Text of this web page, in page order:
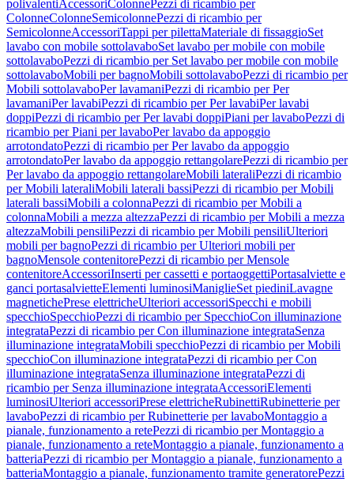
polivalentiAccessoriColonnePezzi di ricambio per
ColonneColonneSemicolonnePezzi di ricambio per
SemicolonneAccessoriTappi per pilettaMateriale di fissaggioSet
lavabo con mobile sottolavaboSet lavabo per mobile con mobile
sottolavaboPezzi di ricambio per Set lavabo per mobile con mobile
sottolavaboMobili per bagnoMobili sottolavaboPezzi di ricambio per
Mobili sottolavaboPer lavamaniPezzi di ricambio per Per
lavamaniPer lavabiPezzi di ricambio per Per lavabiPer lavabi
doppiPezzi di ricambio per Per lavabi doppiPiani per lavaboPezzi di
ricambio per Piani per lavaboPer lavabo da appoggio
arrotondatoPezzi di ricambio per Per lavabo da appoggio
arrotondatoPer lavabo da appoggio rettangolarePezzi di ricambio per
Per lavabo da appoggio rettangolareMobili lateraliPezzi di ricambio
per Mobili lateraliMobili laterali bassiPezzi di ricambio per Mobili
laterali bassiMobili a colonnaPezzi di ricambio per Mobili a
colonnaMobili a mezza altezzaPezzi di ricambio per Mobili a mezza
altezzaMobili pensiliPezzi di ricambio per Mobili pensiliUlteriori
mobili per bagnoPezzi di ricambio per Ulteriori mobili per
bagnoMensole contenitorePezzi di ricambio per Mensole
contenitoreAccessoriInserti per cassetti e portaoggettiPortasalviette e
ganci portasalvietteElementi luminosiManiglieSet piediniLavagne
magnetichePrese elettricheUlteriori accessoriSpecchi e mobili
specchioSpecchioPezzi di ricambio per SpecchioCon illuminazione
integrataPezzi di ricambio per Con illuminazione integrataSenza
illuminazione integrataMobili specchioPezzi di ricambio per Mobili
specchioCon illuminazione integrataPezzi di ricambio per Con
illuminazione integrataSenza illuminazione integrataPezzi di
ricambio per Senza illuminazione integrataAccessoriElementi
luminosiUlteriori accessoriPrese elettricheRubinettiRubinetterie per
lavaboPezzi di ricambio per Rubinetterie per lavaboMontaggio a
pianale, funzionamento a retePezzi di ricambio per Montaggio a
pianale, funzionamento a reteMontaggio a pianale, funzionamento a
batteriaPezzi di ricambio per Montaggio a pianale, funzionamento a
batteriaMontaggio a pianale, funzionamento tramite generatorePezzi